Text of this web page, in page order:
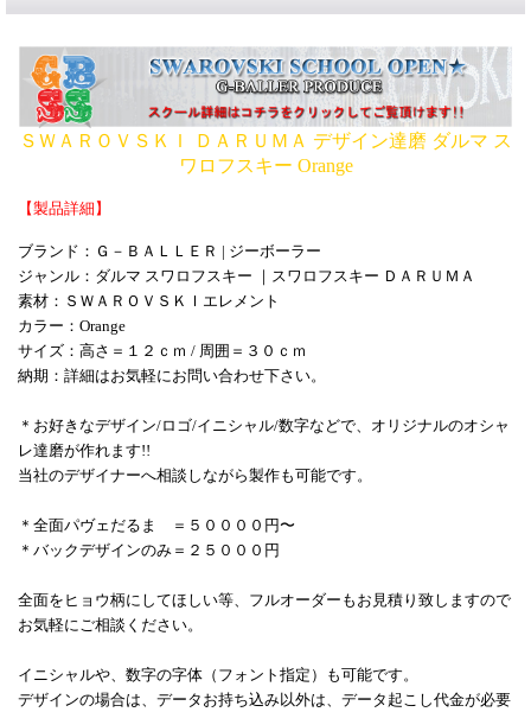
ＳＷＡＲＯＶＳＫＩ ＤＡＲＵＭＡ デザイン達磨 ダルマ ス
ワロフスキー Orange
【製品詳細】
ブランド：Ｇ－ＢＡＬＬＥＲ | ジーボーラー
ジャンル：ダルマ スワロフスキー ｜スワロフスキー ＤＡＲＵＭＡ
素材：ＳＷＡＲＯＶＳＫＩエレメント
カラー：Orange
サイズ：高さ＝１２ｃｍ / 周囲＝３０ｃｍ
納期：詳細はお気軽にお問い合わせ下さい。
＊お好きなデザイン/ロゴ/イニシャル/数字などで、オリジナルのオシャ
レ達磨が作れます!!
当社のデザイナーへ相談しながら製作も可能です。
＊全面パヴェだるま ＝ ５００００円〜
＊バックデザインのみ＝２５０００円
全面をヒョウ柄にしてほしい等、フルオーダーもお見積り致しますので
お気軽にご相談ください。
イニシャルや、数字の字体（フォント指定）も可能です。
デザインの場合は、データお持ち込み以外は、データ起こし代金が必要